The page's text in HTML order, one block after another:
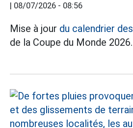
| 08/07/2026 - 08:56
Mise à jour du calendrier des
de la Coupe du Monde 2026.